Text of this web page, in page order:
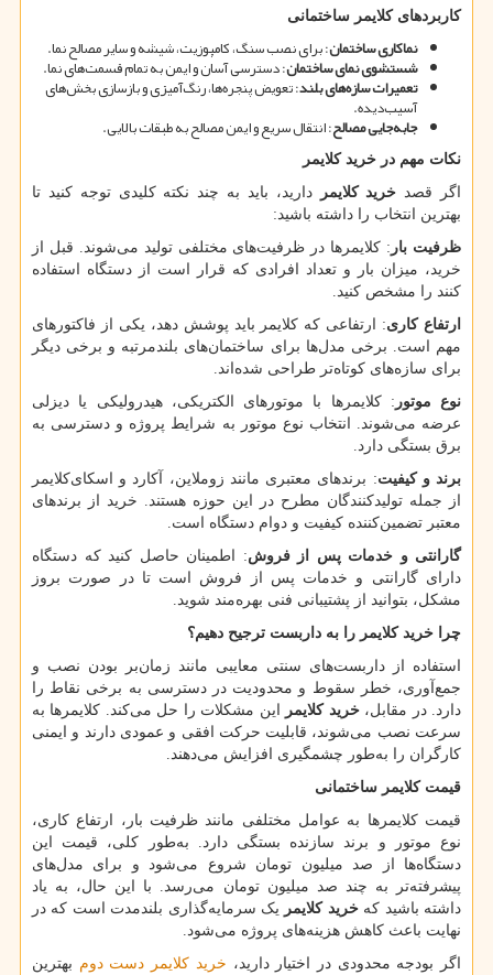
کاربردهای کلایمر ساختمانی
نماکاری ساختمان: برای نصب سنگ، کامپوزیت، شیشه و سایر مصالح نما.
شستشوی نمای ساختمان: دسترسی آسان و ایمن به تمام قسمت‌های نما.
تعمیرات سازه‌های بلند: تعویض پنجره‌ها، رنگ‌آمیزی و بازسازی بخش‌های
آسیب‌دیده.
جابه‌جایی مصالح: انتقال سریع و ایمن مصالح به طبقات بالایی.
نکات مهم در خرید کلایمر
اگر قصد خرید کلایمر
دارید، باید به چند نکته کلیدی توجه کنید تا
بهترین انتخاب را داشته باشید:
ظرفیت بار : کلایمرها در ظرفیت‌های مختلفی تولید می‌شوند. قبل از
خرید، میزان بار و تعداد افرادی که قرار است از دستگاه استفاده
کنند را مشخص کنید.
ارتفاع کاری: ارتفاعی که کلایمر باید پوشش دهد، یکی از فاکتورهای
مهم است. برخی مدل‌ها برای ساختمان‌های بلندمرتبه و برخی دیگر
برای سازه‌های کوتاه‌تر طراحی شده‌اند.
نوع موتور : کلایمرها با موتورهای الکتریکی، هیدرولیکی یا دیزلی
عرضه می‌شوند. انتخاب نوع موتور به شرایط پروژه و دسترسی به
برق بستگی دارد.
برند و کیفیت: برندهای معتبری مانند زوملاین، آکارد و اسکای‌کلایمر
از جمله تولیدکنندگان مطرح در این حوزه هستند. خرید از برندهای
معتبر تضمین‌کننده کیفیت و دوام دستگاه است.
گارانتی و خدمات پس از فروش: اطمینان حاصل کنید که دستگاه
دارای گارانتی و خدمات پس از فروش است تا در صورت بروز
مشکل، بتوانید از پشتیبانی فنی بهره‌مند شوید.
چرا خرید کلایمر را به داربست ترجیح دهیم؟
استفاده از داربست‌های سنتی معایبی مانند زمان‌بر بودن نصب و
جمع‌آوری، خطر سقوط و محدودیت در دسترسی به برخی نقاط را
دارد. در مقابل،خرید کلایمر
این مشکلات را حل می‌کند. کلایمرها به
سرعت نصب می‌شوند، قابلیت حرکت افقی و عمودی دارند و ایمنی
کارگران را به‌طور چشمگیری افزایش می‌دهند.
قیمت کلایمر ساختمانی
قیمت کلایمرها به عوامل مختلفی مانند ظرفیت بار، ارتفاع کاری،
نوع موتور و برند سازنده بستگی دارد. به‌طور کلی، قیمت این
دستگاه‌ها از صد میلیون تومان شروع می‌شود و برای مدل‌های
پیشرفته‌تر به چند صد میلیون تومان می‌رسد. با این حال، به یاد
داشته باشید کهخرید کلایمر یک سرمایه‌گذاری بلندمدت است که در
نهایت باعث کاهش هزینه‌های پروژه می‌شود.
اگر بودجه محدودی در اختیار دارید، خرید کلایمر دست دوم بهترین